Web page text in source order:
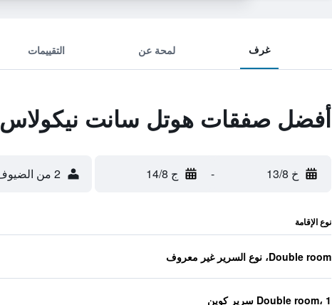
غرف لمحة عن التقييمات
أفضل صفقات هوتل سانت نيكولاس
خ 13/8 - ج 14/8 2 من الضيوف، غرفة واحدة
نوع الإقامة
Double room، نوع السرير غير معروف
Double room، 1 سرير كوين